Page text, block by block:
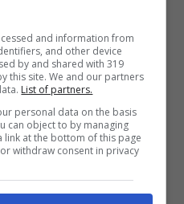
GS/JS.
tra FIAT e
da poco costituito il
al Salone di Ginevra
europea della 200,
il marchio della casa
un 2.4 a benzina da
potenza massima
and information from
and other device
by and shared with 319
this site. We and our partners
List of partners.
personal data on the basis
can object to by managing
at the bottom of this page
withdraw consent in privacy